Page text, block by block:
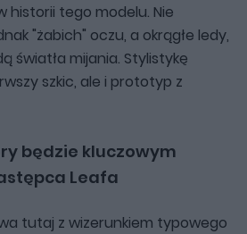
tego modelu. Nie
"żabich" oczu, a okrągłe ledy,
światła mijania. Stylistykę
szkic, ale i prototyp z
będzie kluczowym
Leafa
tutaj z wizerunkiem typowego